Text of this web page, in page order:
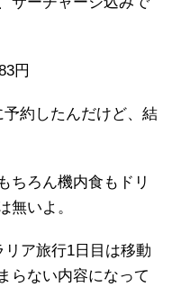
円
約したんだけど、結
ちろん機内食もドリ
無いよ。
リア旅行1日目は移動
らない内容になって